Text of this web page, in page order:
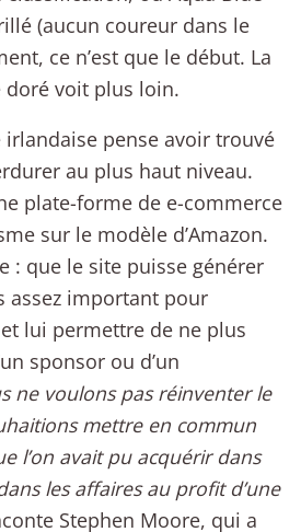
(aucun coureur dans le
ce n’est que le début. La
voit plus loin.
irlandaise pense avoir trouvé
au plus haut niveau.
plate-forme de e-commerce
sur le modèle d’Amazon.
: que le site puisse générer
assez important pour
lui permettre de ne plus
sponsor ou d’un
ne voulons pas réinventer le
mettre en commun
l’on avait pu acquérir dans
les affaires au profit d’une
Stephen Moore, qui a